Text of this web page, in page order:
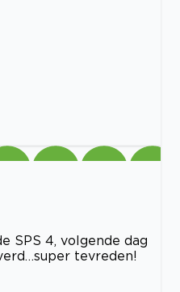
SPS 4, volgende dag
tevreden!